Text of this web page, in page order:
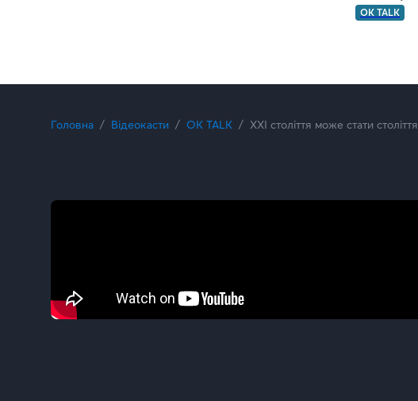
OK TALK
Головна Відеокасти OK TALK XXI століття може стати